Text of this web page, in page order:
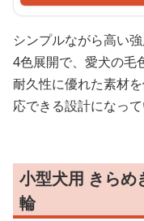
シンプルながら高い
4色展開で、愛犬の毛
耐久性に優れた素材
応できる設計になって
小型犬用 きらめ
輪